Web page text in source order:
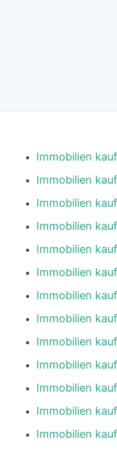
Immobilien
Immobilien
Immobilien
Immobilien
Immobilien
Immobilien
Immobilien
Immobilien
Immobilien
Immobilien
Immobilien
Immobilien
Immobilien